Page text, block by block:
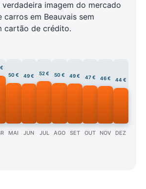
imagem do mercado
carros em Beauvais sem
cartão de crédito.
50 €
MAI
49 €
JUN
52 €
JUL
50 €
AGO
49 €
SET
47 €
OUT
46 €
NOV
44 €
DEZ